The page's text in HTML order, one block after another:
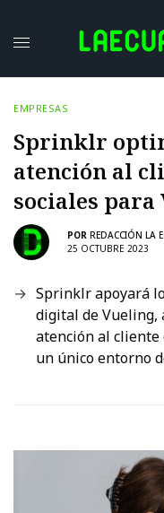
EMPRESAS
Sprinklr
atención al
sociales para
POR REDACCIÓN LA
25 OCTUBRE 2023
Sprinklr apoyará
digital de Vueling,
atención al cliente
un único entorno